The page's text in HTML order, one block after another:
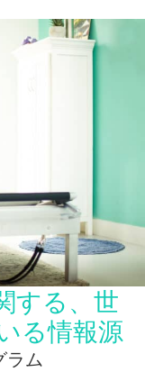
する、世
る情報源
ラム